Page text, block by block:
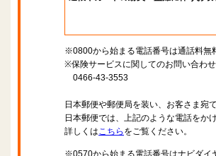
※0800から始まる電話番号は通話料無
※保険サービスに関してのお問い合わ
0466-43-3553
日本郵便や郵便局を装い、お客さま宛
日本郵便では、上記のような電話をか
詳しくはこちら をご覧ください。